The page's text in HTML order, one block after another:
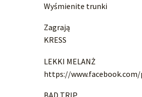
Wyśmienite trunki
Zagrają
KRESS
LEKKI MELANŻ
https://www.facebook.com/